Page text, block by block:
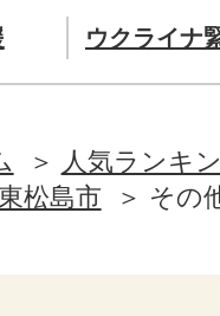
ウクライナ
人気ランキ
東松島市 その